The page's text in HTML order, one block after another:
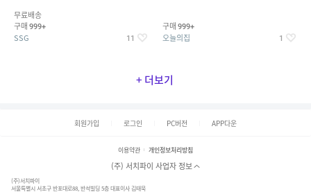
무료배송
구매 999+
SSG 11
구매 999+
오늘의집 1
+ 더보기
회원가입 로그인 PC버전 APP다운
이용약관 개인정보처리방침
(주) 서치파이 사업자 정보
(주)서치파이
서울특별시 서초구 반포대로88, 반석빌딩 5층 대표이사 김태묵